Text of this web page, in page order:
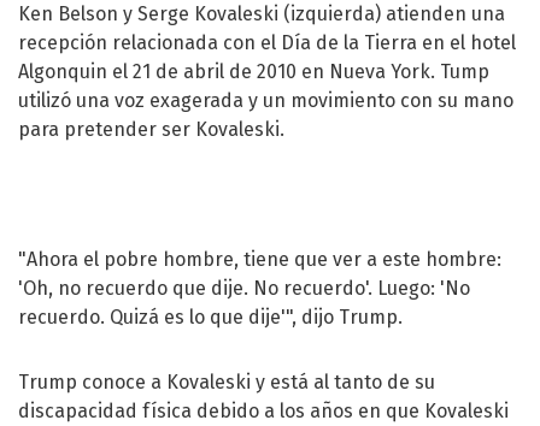
Ken Belson y Serge Kovaleski (izquierda) atienden una
recepción relacionada con el Día de la Tierra en el hotel
Algonquin el 21 de abril de 2010 en Nueva York. Tump
utilizó una voz exagerada y un movimiento con su mano
para pretender ser Kovaleski.
"Ahora el pobre hombre, tiene que ver a este hombre:
'Oh, no recuerdo que dije. No recuerdo'. Luego: 'No
recuerdo. Quizá es lo que dije'", dijo Trump.
Trump conoce a Kovaleski y está al tanto de su
discapacidad física debido a los años en que Kovaleski